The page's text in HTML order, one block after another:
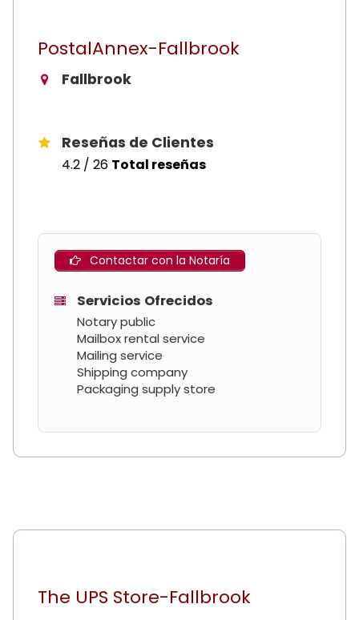
PostalAnnex-Fallbrook
Fallbrook
Reseñas de Clientes
4.2 / 26 Total reseñas
Contactar con la Notaría
Servicios Ofrecidos
Notary public
Mailbox rental service
Mailing service
Shipping company
Packaging supply store
The UPS Store-Fallbrook